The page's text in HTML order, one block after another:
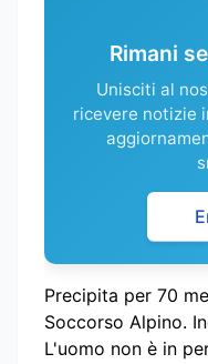
Rimani
Unisciti al
ricevere notizie
Precipita per 70
Soccorso Alpino.
L'uomo non è in